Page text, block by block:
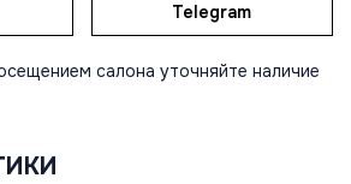
Telegram
салона уточняйте наличие